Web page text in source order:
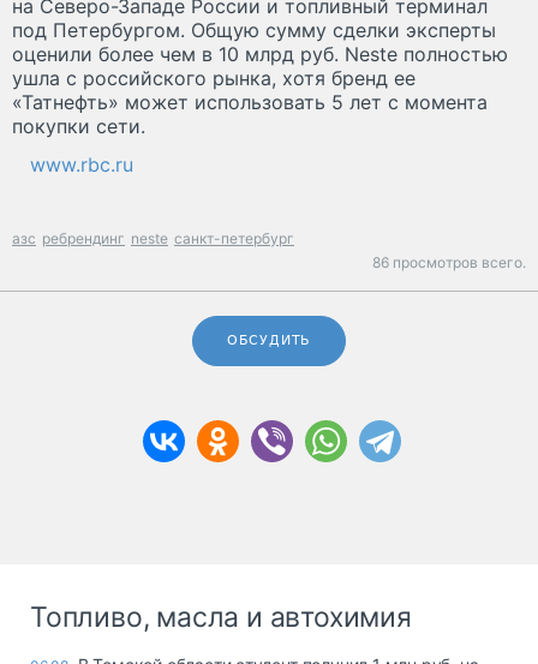
на Северо-Западе России и топливный терминал
под Петербургом. Общую сумму сделки эксперты
оценили более чем в 10 млрд руб. Neste полностью
ушла с российского рынка, хотя бренд ее
«Татнефть» может использовать 5 лет с момента
покупки сети.
www.rbc.ru
азс ребрендинг neste санкт-петербург
86 просмотров всего.
ОБСУДИТЬ
Топливо, масла и автохимия